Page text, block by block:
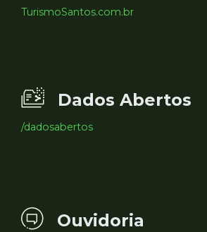
TurismoSantos.com.br
Dados Abertos
/dadosabertos
Ouvidoria